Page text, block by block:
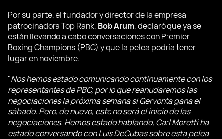
Por su parte, el fundador y director de la empresa
patrocinadora Top Rank, Bob Arum, declaró que ya se
están llevando a cabo conversaciones con Premier
Boxing Champions (PBC) y que la pelea podría tener
lugar en noviembre.
"Nos hemos estado comunicando continuamente con los
representantes de PBC, por lo que reanudaremos las
negociaciones la próxima semana si Gervonta gana el
sábado. Pero, de nuevo, esto no será el inicio de las
negociaciones. Hemos estado hablando, Carl Moretti ha
estado conversando con Luis DeCubas sobre esta pelea